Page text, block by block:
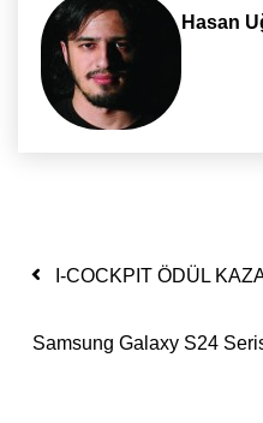
Hasan
Yazı
I-COCKPIT ÖDÜL
Samsung Galaxy S24